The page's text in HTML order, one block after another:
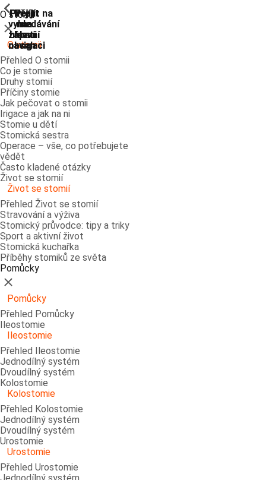
Přejít na
vyhledávání
Přejít
na
hlavní
navigaci
Přejít
na
hlavní
navigaci
Přejít
na
hlavní
obsah
Přejít
na
zápatí
O stomii
ShowPrevious
Zavřít
O stomii
Přehled O stomii
Co je stomie
Druhy stomií
Příčiny stomie
Jak pečovat o stomii
Irigace a jak na ni
Stomie u dětí
Stomická sestra
Operace – vše, co potřebujete
vědět
Často kladené otázky
Život se stomií
ShowPrevious
Život se stomií
Přehled Život se stomií
Stravování a výživa
Stomický průvodce: tipy a triky
Sport a aktivní život
Stomická kuchařka
Příběhy stomiků ze světa
Pomůcky
ShowPrevious
Zavřít
Pomůcky
Přehled Pomůcky
Ileostomie
ShowPrevious
Ileostomie
Přehled Ileostomie
Jednodílný systém
Dvoudílný systém
Kolostomie
ShowPrevious
Kolostomie
Přehled Kolostomie
Jednodílný systém
Dvoudílný systém
Urostomie
ShowPrevious
Urostomie
Přehled Urostomie
ShowPrevious
ShowPrevious